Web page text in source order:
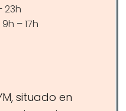
23h
– 17h
situado en